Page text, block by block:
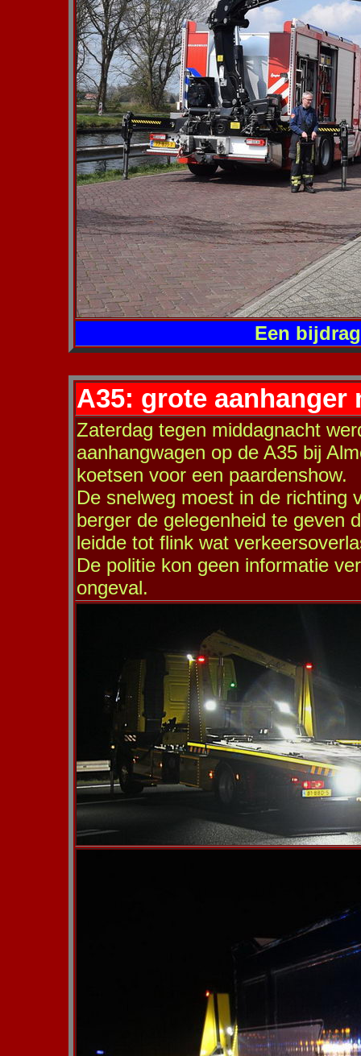
Een
A35: grote
Zaterdag tegen middagnacht
aanhangwagen op de A35 bij
koetsen voor een paardenshow.
De snelweg moest in de richting
berger de gelegenheid te geven
leidde tot flink wat
De politie kon geen informatie
ongeval.